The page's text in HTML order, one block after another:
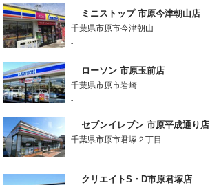
ミニストップ 市原今津朝山店
千葉県市原市今津朝山
-
ローソン 市原玉前店
千葉県市原市岩崎
-
セブンイレブン 市原平成通り店
千葉県市原市君塚２丁目
-
クリエイトS・D市原君塚店